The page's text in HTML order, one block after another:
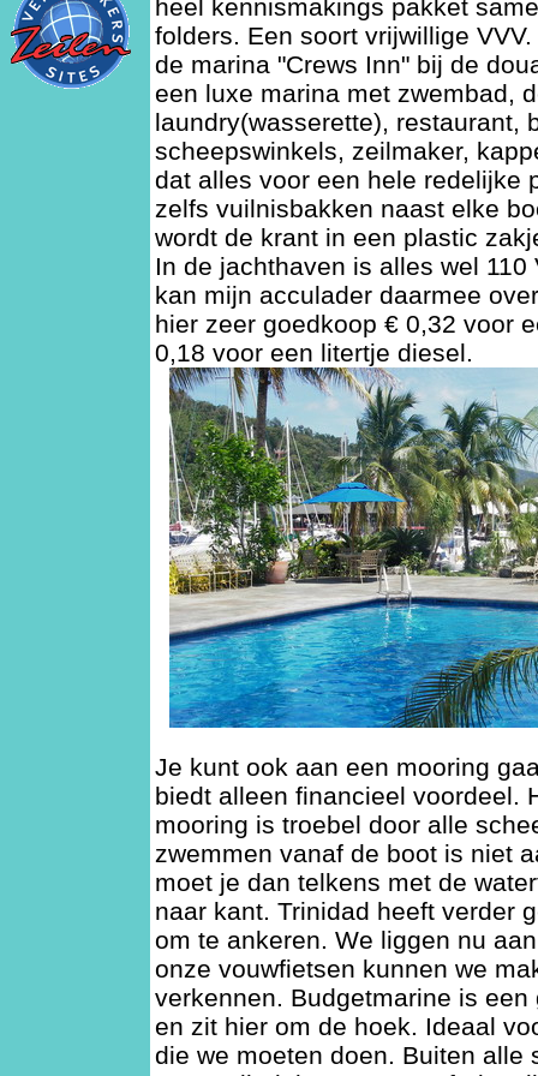
heel kennismakings pakket
folders. Een soort vrijwillige
de marina "Crews Inn" bij de
een luxe marina met zwembad,
laundry(wasserette), restaurant,
scheepswinkels, zeilmaker,
dat alles voor een hele redelijke
zelfs vuilnisbakken naast elke
wordt de krant in een plastic
In de jachthaven is alles wel
kan mijn acculader daarmee
hier zeer goedkoop € 0,32 voor
0,18 voor een litertje diesel.
Je kunt ook aan een mooring
biedt alleen financieel voordeel.
mooring is troebel door alle
zwemmen vanaf de boot is niet
moet je dan telkens met de
naar kant. Trinidad heeft verder
om te ankeren. We liggen nu
onze vouwfietsen kunnen we
verkennen. Budgetmarine is
en zit hier om de hoek. Ideaal
die we moeten doen. Buiten alle